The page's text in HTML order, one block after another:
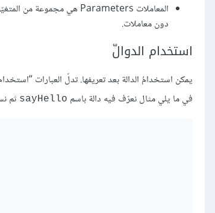
المعاملات Parameters هي مجموعة من المتغيّرات تفصل بينها فاصلة لاتينية
دون معاملات.
استخدام الدوالّ
يمكن استخدامُ الدالة بعد تعريفها. تدلّ العبارات
في ما يلي مثال نعرّف فيه دالة باسم sayHello ثم